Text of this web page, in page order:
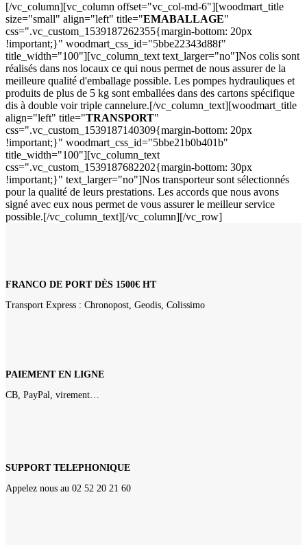
[/vc_column][vc_column offset="vc_col-md-6"][woodmart_title
size="small" align="left" title="EMABALLAGE"
css=".vc_custom_1539187262355{margin-bottom: 20px
!important;}" woodmart_css_id="5bbe22343d88f"
title_width="100"][vc_column_text text_larger="no"]Nos colis sont
réalisés dans nos locaux ce qui nous permet de nous assurer de la
meilleure qualité d'emballage possible. Les pompes hydrauliques et
produits de plus de 5 kg sont emballées dans des cartons spécifique
dis à double voir triple cannelure.[/vc_column_text][woodmart_title
align="left" title="TRANSPORT"
css=".vc_custom_1539187140309{margin-bottom: 20px
!important;}" woodmart_css_id="5bbe21b0b401b"
title_width="100"][vc_column_text
css=".vc_custom_1539187682202{margin-bottom: 30px
!important;}" text_larger="no"]Nos transporteur sont sélectionnés
pour la qualité de leurs prestations. Les accords que nous avons
signé avec eux nous permet de vous assurer le meilleur service
possible.[/vc_column_text][/vc_column][/vc_row]
FRANCO DE PORT DÈS 1500€ HT
Transport Express : Chronopost, Geodis, Colissimo
PAIEMENT EN LIGNE
CB, PayPal, virement…
SUPPORT TELEPHONIQUE
Appelez nous au 02 52 20 21 60